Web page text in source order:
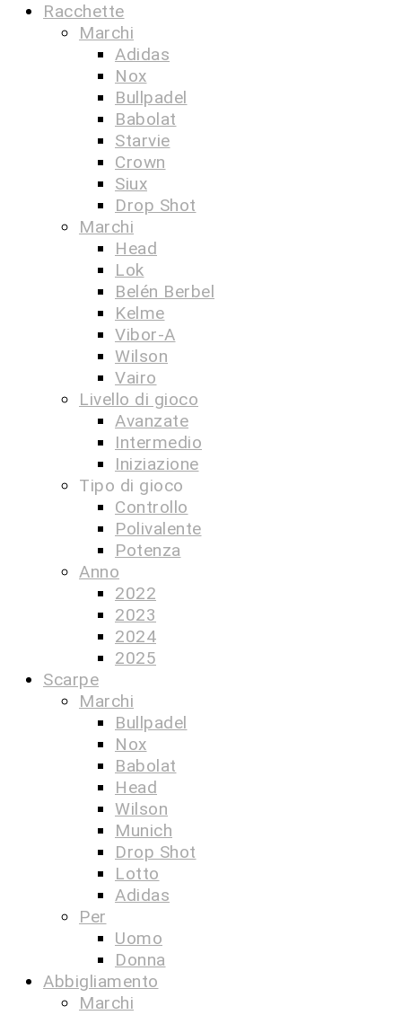
Racchette
Marchi
Adidas
Nox
Bullpadel
Babolat
Starvie
Crown
Siux
Drop Shot
Marchi
Head
Lok
Belén Berbel
Kelme
Vibor-A
Wilson
Vairo
Livello di gioco
Avanzate
Intermedio
Iniziazione
Tipo di gioco
Controllo
Polivalente
Potenza
Anno
2022
2023
2024
2025
Scarpe
Marchi
Bullpadel
Nox
Babolat
Head
Wilson
Munich
Drop Shot
Lotto
Adidas
Per
Uomo
Donna
Abbigliamento
Marchi